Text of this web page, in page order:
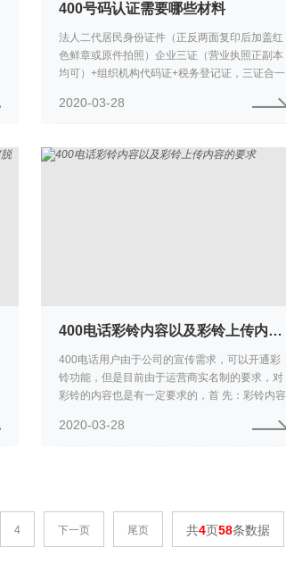
400号码认证需要哪些材料
法人二代居民身份证件（正反两面复印后加盖红
色鲜章或原件拍照）企业三证（营业执照正副本
均可）+组织机构代码证+税务登记证，三证合一
章或原件拍照）实名制材料（具体...
2020-03-28
400电话彩铃内容以及彩铃上传内容的要求
400电话用户由于公司的宣传需求，可以开通彩
铃功能，但是目前由于运营商实名制的要求，对
彩铃的内容也是有一定要求的，首 先：彩铃内容
一致，彩铃不可上传，因为运营...
2020-03-28
4 下一页 尾页 共4页58条数据